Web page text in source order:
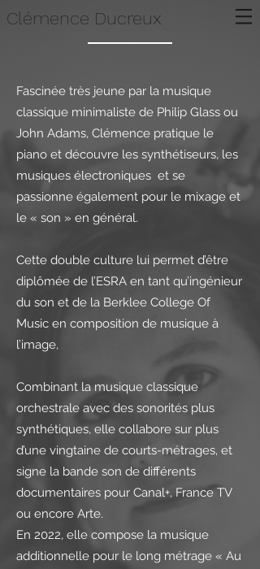
Clémence Ducreux
Fascinée très jeune par la musique
classique minimaliste de Philip Glass ou
John Adams, Clémence pratique le
piano et découvre les synthétiseurs, les
musiques électroniques et se
passionne également pour le mixage et
le « son » en général.
Cette double culture lui permet d’être
diplômée de l’ESRA en tant qu’ingénieur
du son et de la Berklee College Of
Music en composition de musique à
l’image,
Combinant la musique classique
orchestrale avec des sonorités plus
synthétiques, elle collabore sur plus
d’une vingtaine de courts-métrages, et
signe la bande son de différents
documentaires pour Canal+, France TV
ou encore Arte.
En 2022, elle compose la musique
additionnelle pour le long métrage « Au